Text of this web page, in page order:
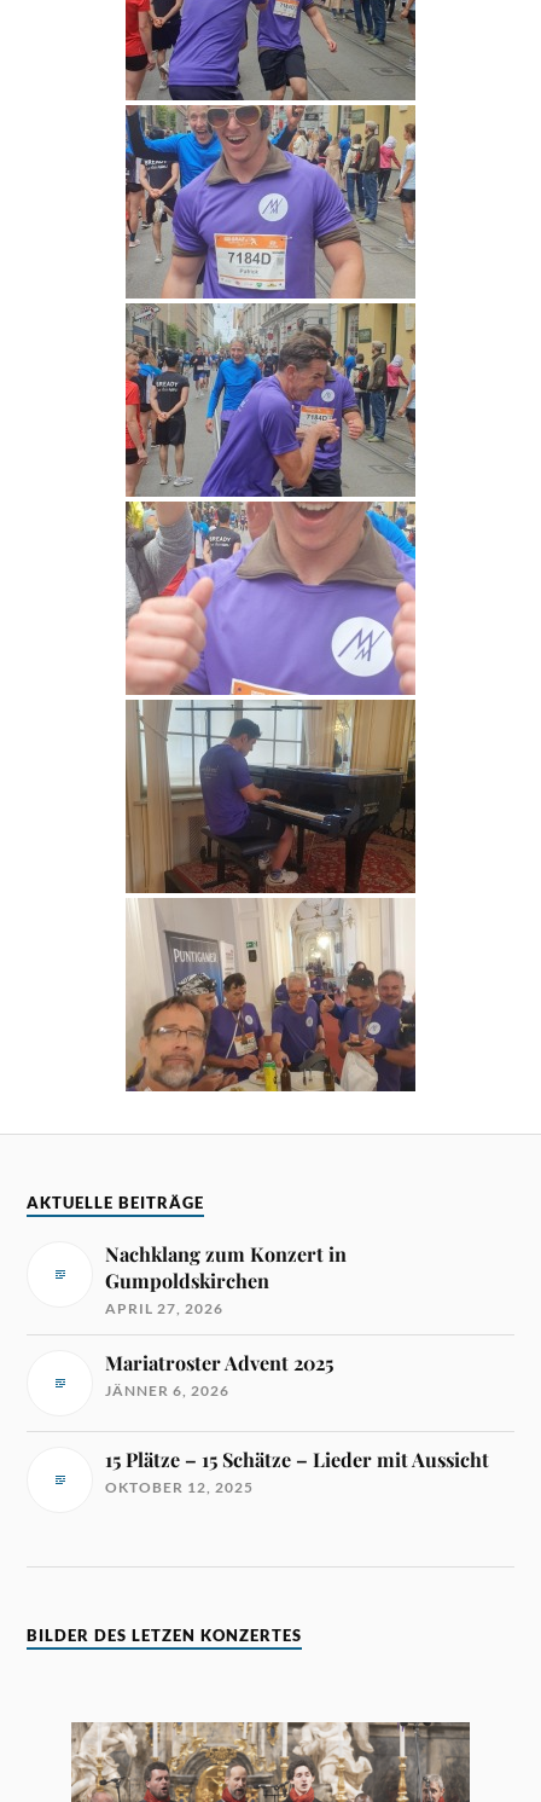
AKTUELLE BEITRÄGE
Nachklang zum Konzert in
Gumpoldskirchen
APRIL 27, 2026
Mariatroster Advent 2025
JÄNNER 6, 2026
15 Plätze – 15 Schätze – Lieder mit Aussicht
OKTOBER 12, 2025
BILDER DES LETZEN KONZERTES